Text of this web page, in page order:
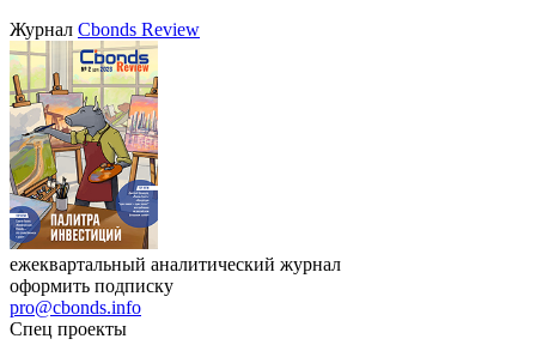
Журнал Cbonds Review
ежеквартальный аналитический журнал
оформить подписку
pro@cbonds.info
Спец проекты